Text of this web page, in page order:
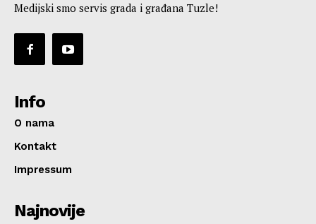
Medijski smo servis grada i građana Tuzle!
Info
O nama
Kontakt
Impressum
Najnovije